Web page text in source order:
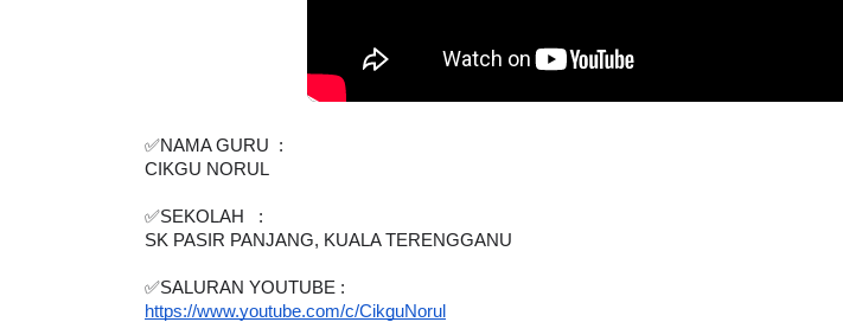
✅NAMA GURU  :
CIKGU NORUL
✅SEKOLAH   :
SK PASIR PANJANG, KUALA TERENGGANU
✅SALURAN YOUTUBE :
https://www.youtube.com/c/CikguNorul